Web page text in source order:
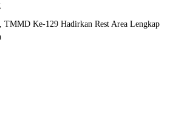
TMMD Ke-129 Hadirkan Rest Area Lengkap